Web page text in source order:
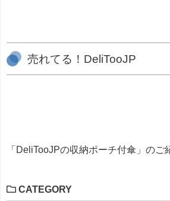
売れてる！DeliTooJP
「DeliTooJPの収納ポーチ付傘」のご
CATEGORY